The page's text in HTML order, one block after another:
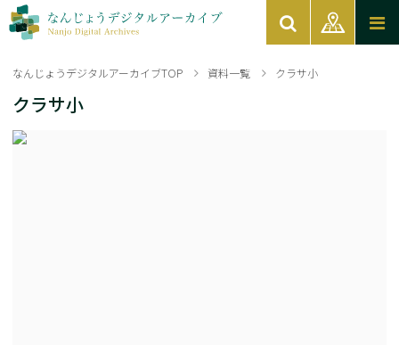
なんじょうデジタルアーカイブTOP 資料一覧 クラサ小
クラサ小